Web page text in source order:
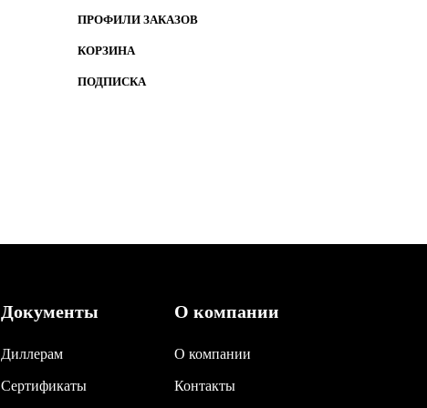
ПРОФИЛИ ЗАКАЗОВ
КОРЗИНА
ПОДПИСКА
Документы
Диллерам
Сертификаты
О компании
О компании
Контакты